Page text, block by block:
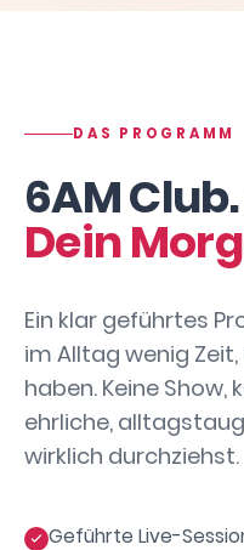
DAS PROGRAMM
6AM Club.
Dein
Ein klar geführtes
im Alltag wenig
haben. Keine Show,
ehrliche,
wirklich durchziehst.
Geführte Live-